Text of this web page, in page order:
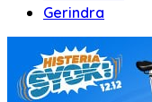
Gerindra